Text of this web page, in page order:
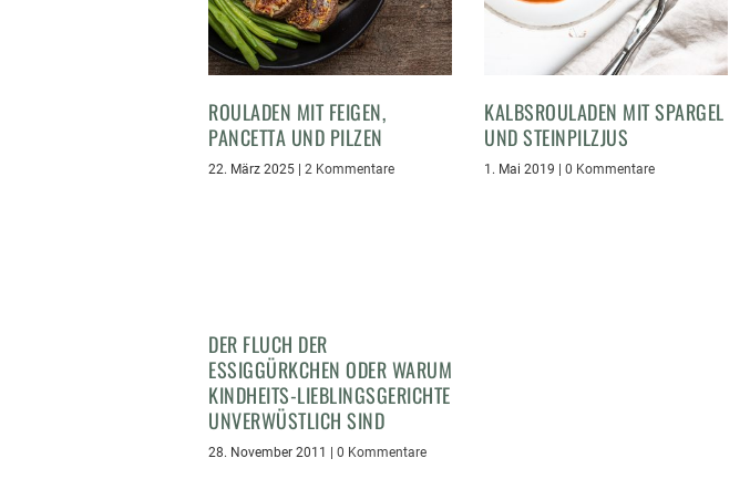
ROULADEN MIT FEIGEN,
PANCETTA UND PILZEN
22. März 2025 |2 Kommentare
KALBSROULADEN MIT SPARGEL
UND STEINPILZJUS
1. Mai 2019 |0 Kommentare
DER FLUCH DER
ESSIGGÜRKCHEN ODER WARUM
KINDHEITS-LIEBLINGSGERICHTE
UNVERWÜSTLICH SIND
28. November 2011 |0 Kommentare